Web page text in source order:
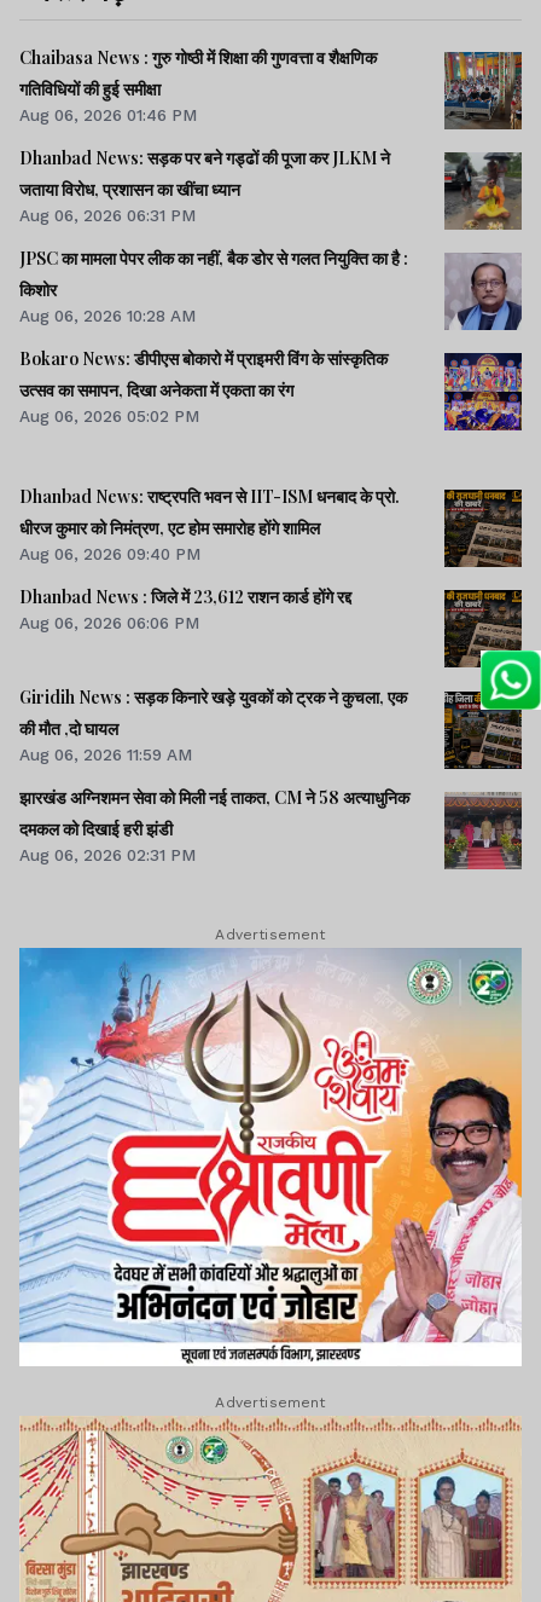
Chaibasa News : गुरु गोष्ठी में शिक्षा की गुणवत्ता व शैक्षणिक
गतिविधियों की हुई समीक्षा
Aug 06, 2026 01:46 PM
Dhanbad News: सड़क पर बने गड्ढों की पूजा कर JLKM ने
जताया विरोध, प्रशासन का खींचा ध्यान
Aug 06, 2026 06:31 PM
JPSC का मामला पेपर लीक का नहीं, बैक डोर से गलत नियुक्ति का है :
किशोर
Aug 06, 2026 10:28 AM
Bokaro News: डीपीएस बोकारो में प्राइमरी विंग के सांस्कृतिक
उत्सव का समापन, दिखा अनेकता में एकता का रंग
Aug 06, 2026 05:02 PM
Dhanbad News: राष्ट्रपति भवन से IIT-ISM धनबाद के प्रो.
धीरज कुमार को निमंत्रण, एट होम समारोह होंगे शामिल
Aug 06, 2026 09:40 PM
Dhanbad News : जिले में 23,612 राशन कार्ड होंगे रद्द
Aug 06, 2026 06:06 PM
Giridih News : सड़क किनारे खड़े युवकों को ट्रक ने कुचला, एक
की मौत ,दो घायल
Aug 06, 2026 11:59 AM
झारखंड अग्निशमन सेवा को मिली नई ताकत, CM ने 58 अत्याधुनिक
दमकल को दिखाई हरी झंडी
Aug 06, 2026 02:31 PM
Advertisement
Advertisement